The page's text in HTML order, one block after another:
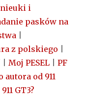
i
pasków na
z polskiego
Moj PESEL
PF
autora od 911
GT3?